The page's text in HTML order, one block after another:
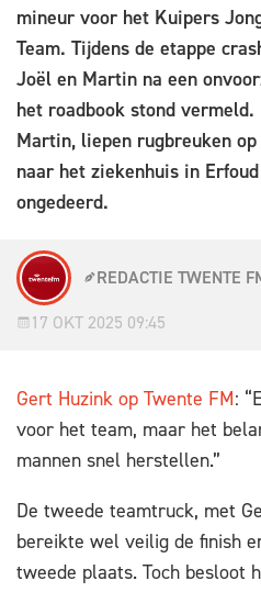
mineur voor het Kuipers
Team. Tijdens de etappe
Joël en Martin na een
het roadbook stond
Martin, liepen rugbreuken
naar het ziekenhuis in
ongedeerd.
REDACTIE TWENTE
17 OKT 2025 09:45
Gert Huzink op Twente FM:
voor het team, maar het
mannen snel herstellen.”
De tweede teamtruck, met
bereikte wel veilig de finish
tweede plaats. Toch besloot